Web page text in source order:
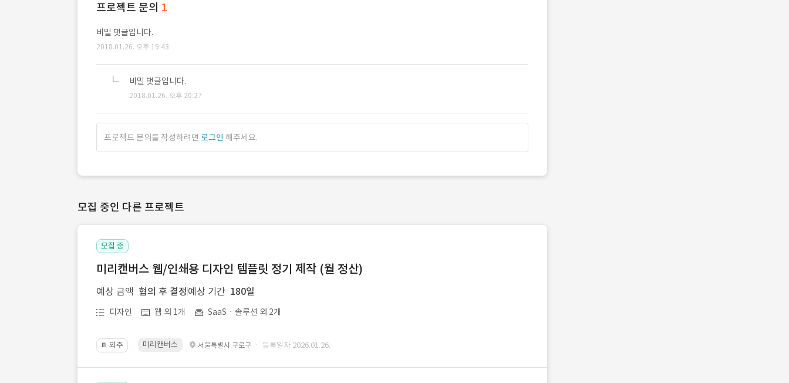
프로젝트 문의 1
비밀 댓글입니다.
2018.01.26. 오후 19:43
비밀 댓글입니다.
2018.01.26. 오후 20:27
프로젝트 문의를 작성하려면 로그인 해주세요.
모집 중인 다른 프로젝트
모집 중
미리캔버스 웹/인쇄용 디자인 템플릿 정기 제작 (월 정산)
예상 금액 협의 후 결정 예상 기간 180일
디자인 웹 외 1개 SaaSㆍ솔루션 외 2개
📔 외주 미리캔버스 서울특별시 구로구 · 등록일자 2026.01.26.